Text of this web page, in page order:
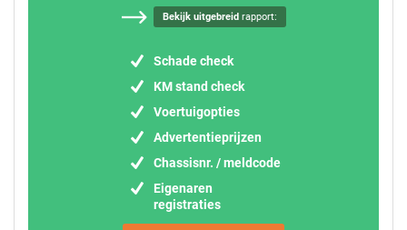
Bekijk uitgebreidrapport:
Schade check
KM stand check
Voertuigopties
Advertentieprijzen
Chassisnr. / meldcode
Eigenaren
registraties